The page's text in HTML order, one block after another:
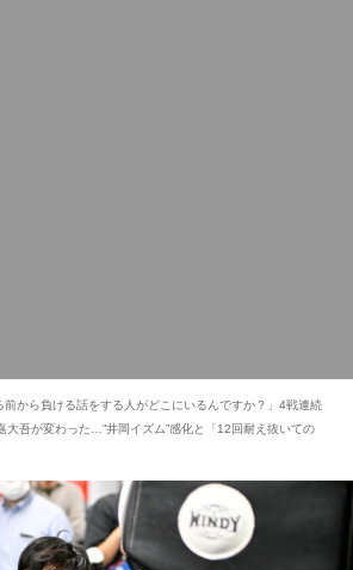
前から負ける話をする人がどこにいるんですか？」4戦連続
大吾が変わった…”井岡イズム”感化と「12回耐え抜いての